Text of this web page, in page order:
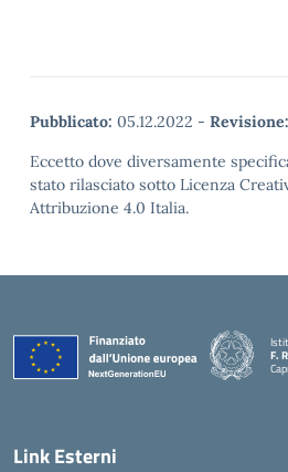
Pubblicato: 05.12.2022 - Revisione:
Eccetto dove diversamente
stato rilasciato sotto Licenza
Attribuzione 4.0 Italia.
F.
—
Link Esterni